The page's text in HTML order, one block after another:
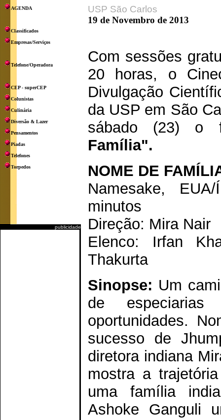
AGENDA
Classificados
Empresas/Serviços
Telefone/Operadora
CEP - superCEP
Colunistas
Culinária
Diversão & Lazer
Pensamentos
Piadas
Telefones
Torpedos
publicidade
USP São Carlos
19 de Novembro de 2013
Com sessões
20 horas, o
Divulgação
da USP em São
sábado (23) o
Família".
NOME DE
Namesake,
minutos
Direção: Mira Nair
Elenco: Irfan
Thakurta
Sinopse: Um
de
oportunidades.
sucesso de
diretora indiana
mostra a
uma família
Ashoke Ganguli